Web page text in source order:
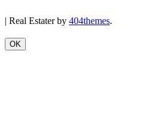
| Real Estater by 404themes.
OK